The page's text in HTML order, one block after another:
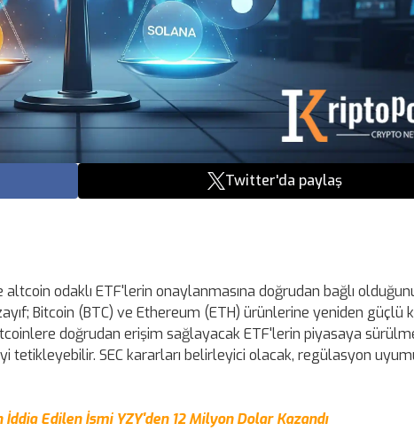
Twitter'da paylaş
odaklı ETF'lerin onaylanmasına doğrudan bağlı
Bitcoin (BTC) ve Ethereum (ETH) ürünlerine yeniden güçlü
doğrudan erişim sağlayacak ETF'lerin piyasaya
tetikleyebilir. SEC kararları belirleyici olacak, regülasyon
Edilen İsmi YZY'den 12 Milyon Dolar Kazandı